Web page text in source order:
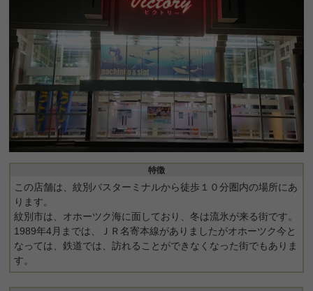
特徴
この店舗は、紋別バスターミナルから徒歩１０分圏内の場所にあ
ります。
紋別市は、オホーツク海に面しており、冬は流氷が来る街です。
1989年4月までは、ＪＲ名寄本線がありましたがオホーツク今と
なっては、鉄道では、訪れることができなくなった街でもありま
す。